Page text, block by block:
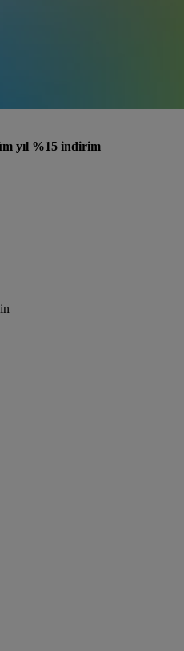
yıl %15 indirim